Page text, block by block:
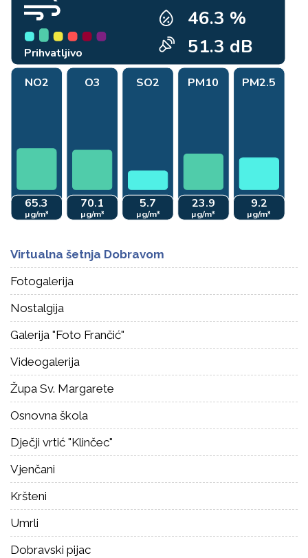
Virtualna šetnja Dobravom
Fotogalerija
Nostalgija
Galerija "Foto Frančić"
Videogalerija
Župa Sv. Margarete
Osnovna škola
Dječji vrtić "Klinčec"
Vjenčani
Kršteni
Umrli
Dobravski pijac